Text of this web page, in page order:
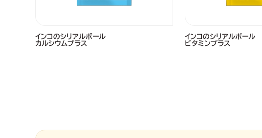
インコのシリアルボール
カルシウムプラス
インコのシリアルボール
ビタミンプラス